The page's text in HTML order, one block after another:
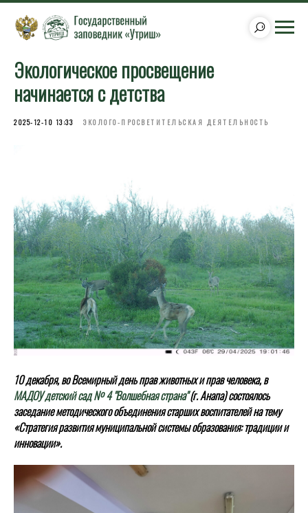
Экологическое просвещение
начинается с детства
2025-12-10 13:33 ЭКОЛОГО-ПРОСВЕТИТЕЛЬСКАЯ ДЕЯТЕЛЬНОСТЬ
10 декабря, во Всемирный день прав животных и прав человека, в
МАДОУ детский сад № 4 "Волшебная страна"(г. Анапа) состоялось
заседание методического объединения старших воспитателей на тему
«Стратегия развития муниципальной системы образования: традиции и
инновации».